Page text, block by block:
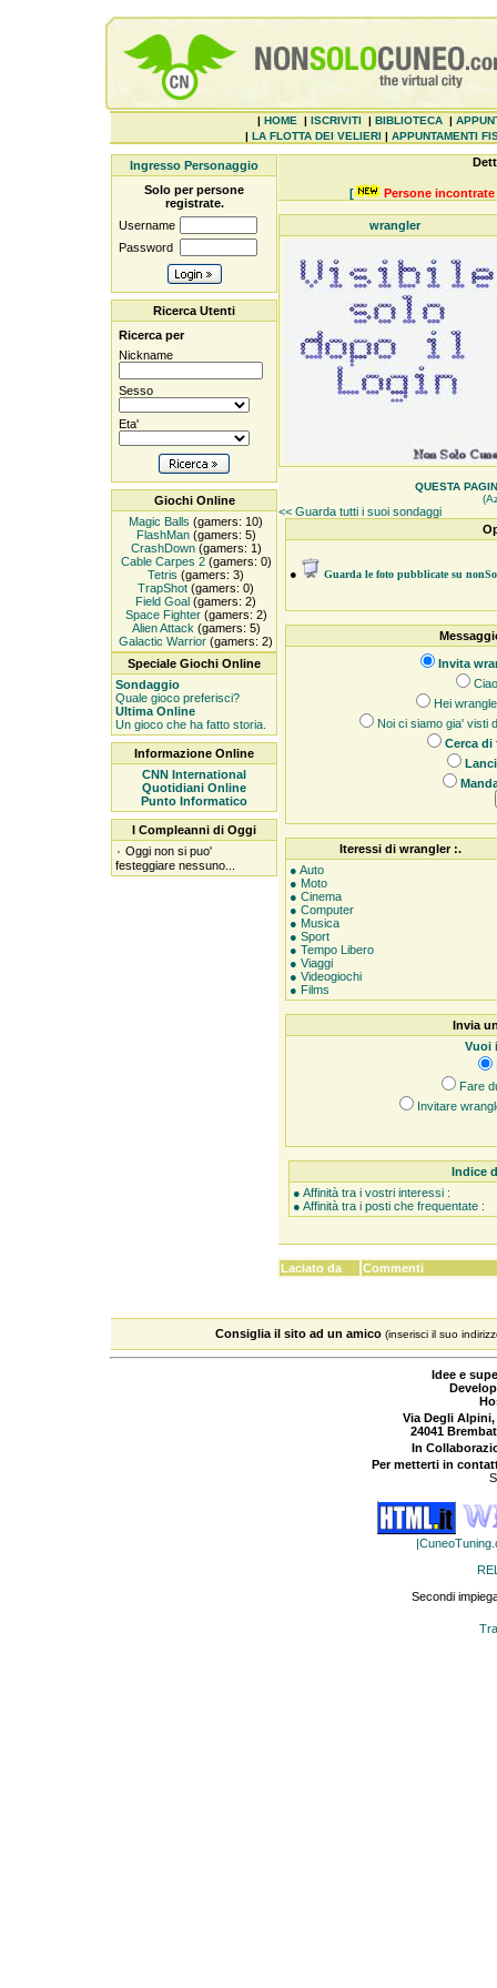
| HOME | ISCRIVITI| BIBLIOTECA|
| LA FLOTTA DEI VELIERI | APPUNTAMENTI
Ingresso Personaggio
Solo per persone
registrate.
Username
Password
Ricerca Utenti
Ricerca per
Nickname
Sesso
Eta'
Giochi Online
Magic Balls (gamers: 10)
FlashMan(gamers: 5)
CrashDown(gamers: 1)
Cable Carpes 2(gamers: 0)
Tetris (gamers: 3)
TrapShot (gamers: 0)
Field Goal (gamers: 2)
Space Fighter(gamers: 2)
Alien Attack (gamers: 5)
Galactic Warrior (gamers: 2)
Speciale Giochi Online
Sondaggio
Quale gioco preferisci?
Ultima Online
Un gioco che ha fatto storia.
Informazione Online
CNN International
Quotidiani Online
Punto Informatico
I Compleanni di Oggi
۰ Oggi non si puo'
festeggiare nessuno...
[ Persone
wrangler
QUESTA
<< Guarda tutti i suoi sondaggi
● Guarda le foto pubblicate su
Invita
Hei
Noi ci siamo gia' visti
Cerca di
Iteressi di wrangler :.
● Auto
● Moto
● Cinema
● Computer
● Musica
● Sport
● Tempo Libero
● Viaggi
● Videogiochi
● Films
Invia
Vuoi
Fare
Invitare
Indice
● Affinità tra i vostri interessi :
● Affinità tra i posti che frequentate :
Laciato da Commenti
Consiglia il sito ad un amico (inserisci il suo
Idee e
Via Degli Alpini,
24041
In
Per metterti in
Secondi